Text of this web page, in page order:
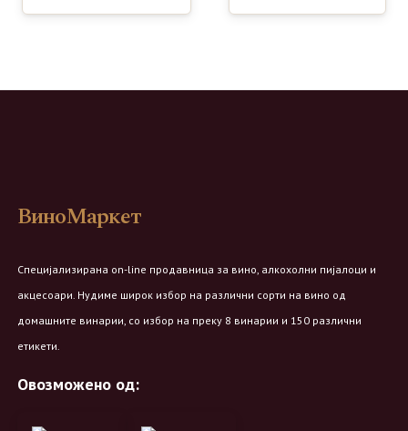
ВиноМаркет
Специјализирана on-line продавница за вино, алкохолни пијалоци и
акцесоари. Нудиме широк избор на различни сорти на вино од
домашните винарии, со избор на преку 8 винарии и 150 различни
етикети.
Овозможено од: